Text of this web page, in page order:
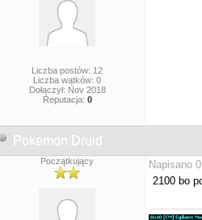
Liczba postów: 12
Liczba wątków: 0
Dołączył: Nov 2018
Reputacja: 0
Pokemon Druid
Początkujący
Napisano
2100 bo